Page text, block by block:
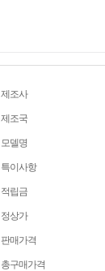
제조사
제조국
모델명
특이사항
적립금
정상가
판매가격
총구매가격